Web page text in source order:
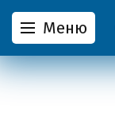
Меню